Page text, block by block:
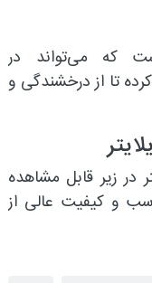
که می‌تواند در
تا از درخشندگی و
در زیر قابل مشاهده
و کیفیت عالی از